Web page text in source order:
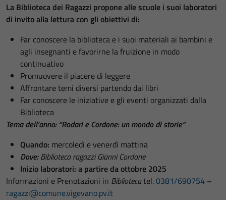
La Biblioteca dei Ragazzi propone alle scuole i suoi laboratori
di invito alla lettura con gli obiettivi di:
Far conoscere la biblioteca e i suoi materiali ai bambini e
agli insegnanti e favorirne la fruizione in modo
continuativo
Promuovere il piacere di leggere
Affrontare temi diversi partendo dai libri
Far conoscere le iniziative e gli eventi organizzati dalla
Biblioteca
Tema dell’anno: “Rodari e Cordone: un mondo di storie”
Quando: mercoledì e venerdì mattina
Dove:Biblioteca ragazzi Gianni Cordone
Inizio laboratori: a partire da ottobre 2025
Informazioni e Prenotazioni in Bibliotecatel.0381/690754 –
ragazzi@comune.vigevano.pv.it